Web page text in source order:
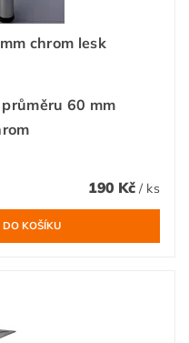
chrom lesk
60 mm
190 Kč / ks